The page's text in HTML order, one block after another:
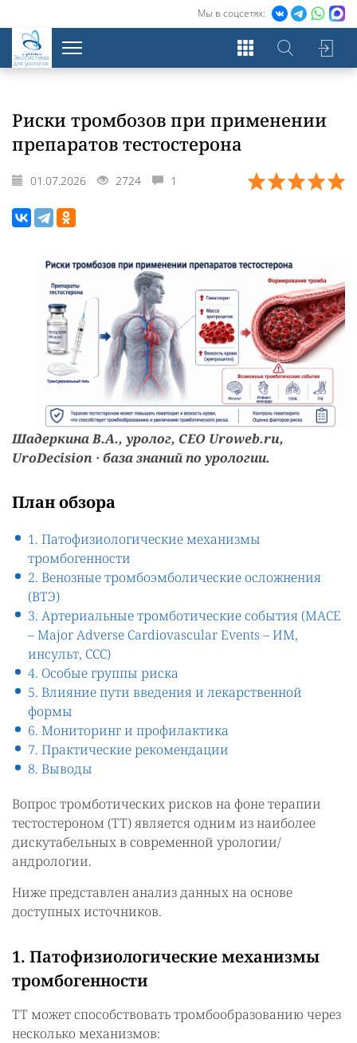
Мы в соцсетях:
Экосистема
для урологов
Риски тромбозов при применении
препаратов тестостерона
01.07.2026 2724 1
Шадеркина В.А., уролог, СEO Uroweb.ru,
UroDecision · база знаний по урологии.
План обзора
1. Патофизиологические механизмы
тромбогенности
2. Венозные тромбоэмболические осложнения
(ВТЭ)
3. Артериальные тромботические события (MACE
– Major Adverse Cardiovascular Events – ИМ,
инсульт, ССС)
4. Особые группы риска
5. Влияние пути введения и лекарственной
формы
6. Мониторинг и профилактика
7. Практические рекомендации
8. Выводы
Вопрос тромботических рисков на фоне терапии
тестостероном (ТТ) является одним из наиболее
дискутабельных в современной урологии/
андрологии.
Ниже представлен анализ данных на основе
доступных источников.
1. Патофизиологические механизмы
тромбогенности
ТТ может способствовать тромбообразованию через
несколько механизмов: